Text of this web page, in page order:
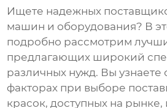
Ищете надежных
машин и оборудования? В
подробно рассмотрим
предлагающих широкий
различных нужд. Вы узнаете
факторах при выборе
красок, доступных на рынке,